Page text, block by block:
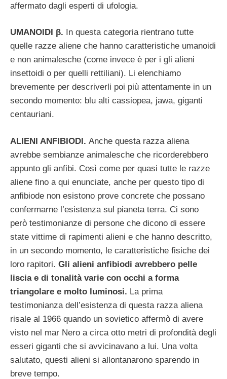
affermato dagli esperti di ufologia.
UMANOIDI β. In questa categoria rientrano tutte
quelle razze aliene che hanno caratteristiche umanoidi
e non animalesche (come invece è per i gli alieni
insettoidi o per quelli rettiliani). Li elenchiamo
brevemente per descriverli poi più attentamente in un
secondo momento: blu alti cassiopea, jawa, giganti
centauriani.
ALIENI ANFIBIODI. Anche questa razza aliena
avrebbe sembianze animalesche che ricorderebbero
appunto gli anfibi. Così come per quasi tutte le razze
aliene fino a qui enunciate, anche per questo tipo di
anfibiode non esistono prove concrete che possano
confermarne l’esistenza sul pianeta terra. Ci sono
però testimonianze di persone che dicono di essere
state vittime di rapimenti alieni e che hanno descritto,
in un secondo momento, le caratteristiche fisiche dei
loro rapitori. Gli alieni anfibiodi avrebbero pelle
liscia e di tonalità varie con occhi a forma
triangolare e molto luminosi. La prima
testimonianza dell’esistenza di questa razza aliena
risale al 1966 quando un sovietico affermò di avere
visto nel mar Nero a circa otto metri di profondità degli
esseri giganti che si avvicinavano a lui. Una volta
salutato, questi alieni si allontanarono sparendo in
breve tempo.